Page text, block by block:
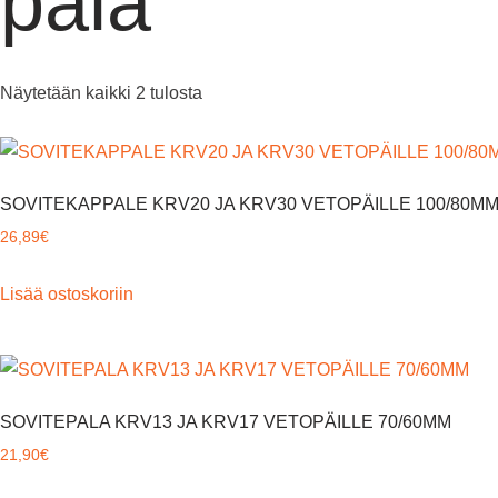
Näytetään kaikki 2 tulosta
SOVITEKAPPALE KRV20 JA KRV30 VETOPÄILLE 100/80MM
26,89€
Lisää ostoskoriin
SOVITEPALA KRV13 JA KRV17 VETOPÄILLE 70/60MM
21,90€